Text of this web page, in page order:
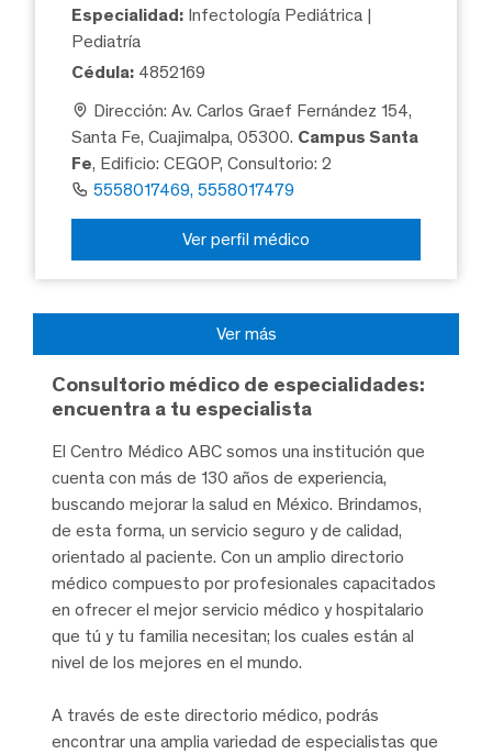
Especialidad: Infectología Pediátrica |
Pediatría
Cédula: 4852169
Dirección: Av. Carlos Graef Fernández 154,
Santa Fe, Cuajimalpa, 05300. Campus Santa
Fe, Edificio: CEGOP, Consultorio: 2
5558017469, 5558017479
Ver perfil médico
Ver más
Consultorio médico de especialidades:
encuentra a tu especialista
El Centro Médico ABC somos una institución que
cuenta con más de 130 años de experiencia,
buscando mejorar la salud en México. Brindamos,
de esta forma, un servicio seguro y de calidad,
orientado al paciente. Con un amplio directorio
médico compuesto por profesionales capacitados
en ofrecer el mejor servicio médico y hospitalario
que tú y tu familia necesitan; los cuales están al
nivel de los mejores en el mundo.
A través de este directorio médico, podrás
encontrar una amplia variedad de especialistas que